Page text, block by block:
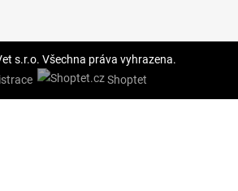
s.r.o. Všechna práva vyhrazena.
Shoptet